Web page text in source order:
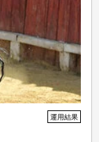
運用結果